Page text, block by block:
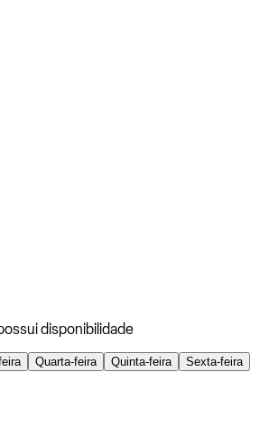
disponibilidade
Quarta-feira Quinta-feira
Sexta-feira